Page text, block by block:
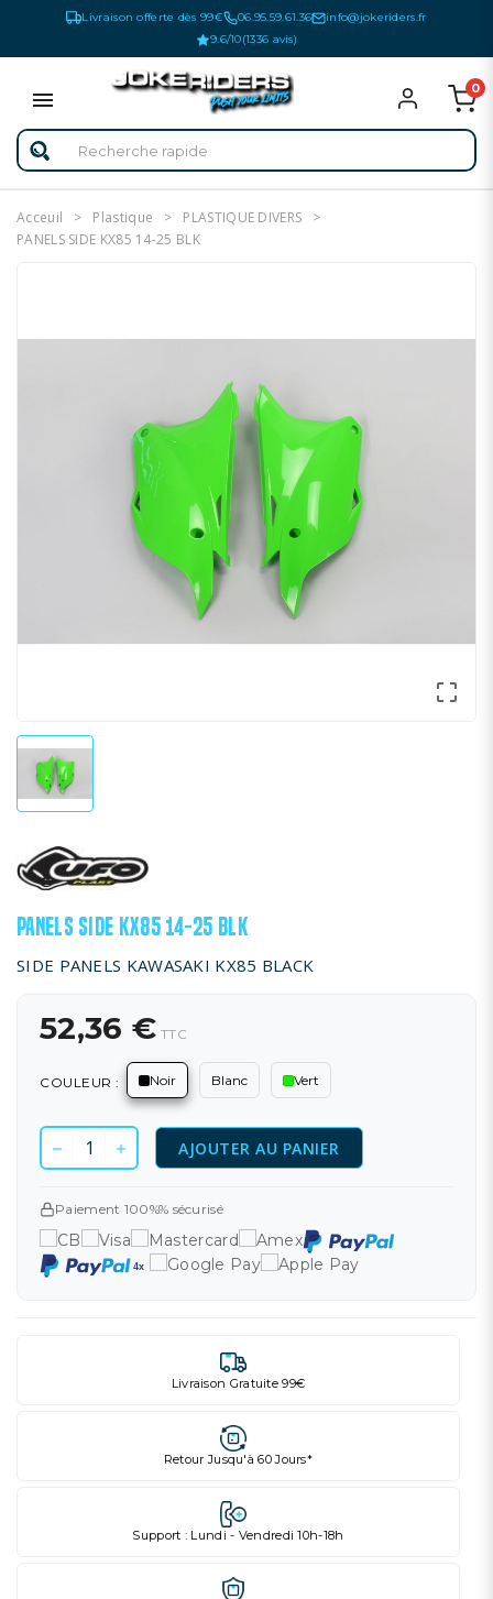
Livraison offerte dès 99€ 06.95.59.61.36
info@jokeriders.fr
9.6/10(1336 avis)
0
Acceuil Plastique
PLASTIQUE DIVERS
PANELS SIDE KX85 14-25 BLK

PANELS SIDE KX85 14-25 BLK
SIDE PANELS KAWASAKI KX85 BLACK
52,36 € TTC
COULEUR : Noir Blanc Vert
AJOUTER AU PANIER
Paiement 100%% sécurisé
Livraison Gratuite 99€
Retour Jusqu'à 60 Jours*
Support : Lundi - Vendredi 10h-18h